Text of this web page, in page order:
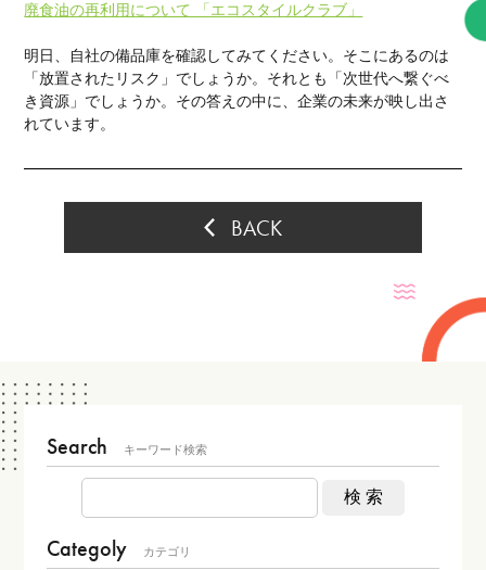
廃食油の再利用について 「エコスタイルクラブ」
明日、自社の備品庫を確認してみてください。そこにあるのは
「放置されたリスク」でしょうか。それとも「次世代へ繋ぐべ
き資源」でしょうか。その答えの中に、企業の未来が映し出さ
れています。
BACK
Search キーワード検索
Categoly カテゴリ